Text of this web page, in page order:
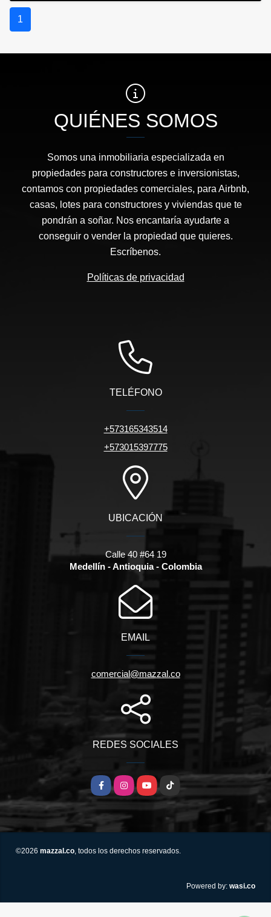
1
QUIÉNES SOMOS
Somos una inmobiliaria especializada en
propiedades para constructores e inversionistas,
contamos con propiedades comerciales, para Airbnb,
casas, lotes para constructores y viviendas que te
pondrán a soñar. Nos encantaría ayudarte a
conseguir o vender la propiedad que quieres.
Escríbenos.
Políticas de privacidad
TELÉFONO
+573165343514
+573015397775
UBICACIÓN
Calle 40 #64 19
Medellín - Antioquia - Colombia
EMAIL
comercial@mazzal.co
REDES SOCIALES
FacebookInstagramYouTube
TikTok
©2026 mazzal.co, todos los derechos reservados.
Powered by: wasi.co